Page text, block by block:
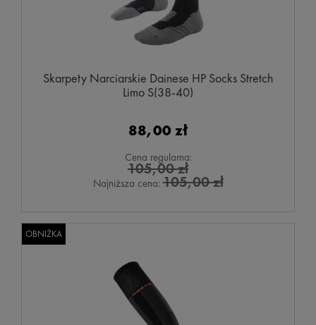
Skarpety Narciarskie Dainese HP Socks Stretch
Limo S(38-40)
88,00 zł
Cena regularna:
105,00 zł
Najniższa cena:105,00 zł
OBNIŻKA